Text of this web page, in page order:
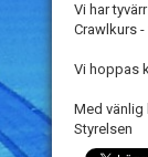
Vi har
Crawlkurs
Vi hoppas
Med vänlig
Styrelsen